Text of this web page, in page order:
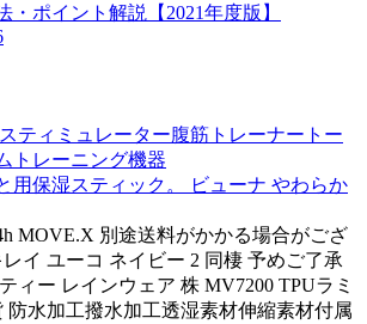
・ポイント解説【2021年度版】
ティミュレーター腹筋トレーナートー
トレーニング機器
用保湿スティック。 ビューナ やわらか
MOVE.X 別途送料がかかる場合がござ
イ ユーコ ネイビー 2 同棲 予めご了承
ィー レインウェア 株 MV7200 TPUラミ
防水加工撥水加工透湿素材伸縮素材付属